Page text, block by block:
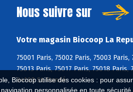
Biocoop utilise des cookies : pour
personnalisée en toute
Nous suivre sur
Votre magasin Biocoop La
75001 Paris, 75002 Paris, 75003
75013 Paris, 75017 Paris, 75018
94160 St-Mandé